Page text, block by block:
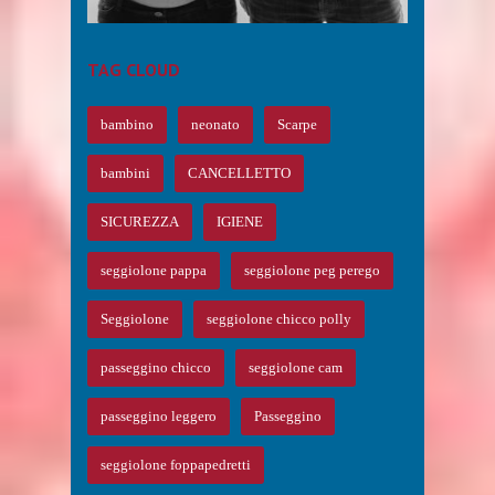
TAG CLOUD
bambino neonato Scarpe
bambini CANCELLETTO
SICUREZZA IGIENE
seggiolone pappa seggiolone peg perego
Seggiolone seggiolone chicco polly
passeggino chicco seggiolone cam
passeggino leggero Passeggino
seggiolone foppapedretti